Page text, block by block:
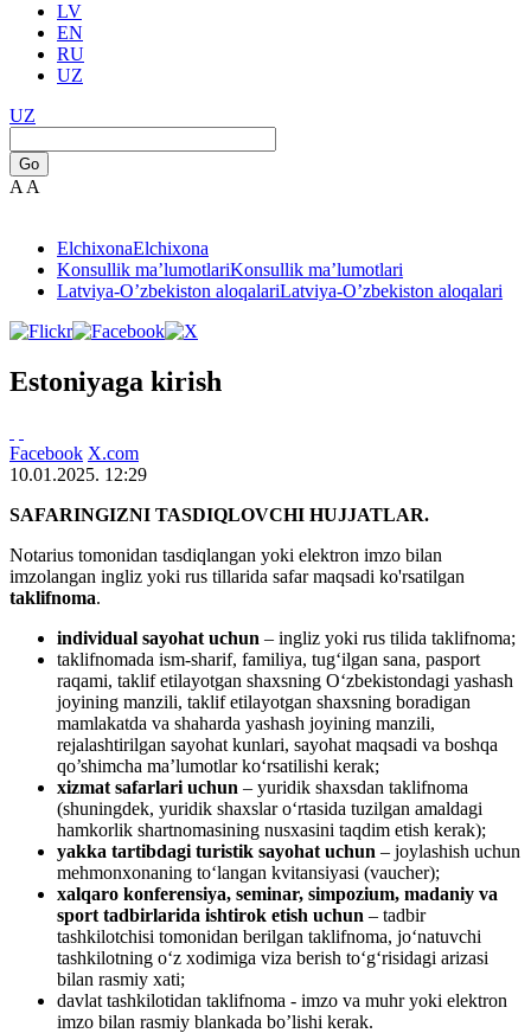
LV
EN
RU
UZ
UZ
Go
A A
ElchixonaElchixona
Konsullik ma’lumotlariKonsullik ma’lumotlari
Latviya-O’zbekiston aloqalariLatviya-O’zbekiston aloqalari
Estoniyaga kirish
Facebook X.com
10.01.2025. 12:29
SAFARINGIZNI TASDIQLOVCHI HUJJATLAR.
Notarius tomonidan tasdiqlangan yoki elektron imzo bilan
imzolangan ingliz yoki rus tillarida safar maqsadi ko'rsatilgan
taklifnoma.
individual sayohat uchun – ingliz yoki rus tilida taklifnoma;
taklifnomada ism-sharif, familiya, tug‘ilgan sana, pasport
raqami, taklif etilayotgan shaxsning O‘zbekistondagi yashash
joyining manzili, taklif etilayotgan shaxsning boradigan
mamlakatda va shaharda yashash joyining manzili,
rejalashtirilgan sayohat kunlari, sayohat maqsadi va boshqa
qo’shimcha ma’lumotlar ko‘rsatilishi kerak;
xizmat safarlari uchun – yuridik shaxsdan taklifnoma
(shuningdek, yuridik shaxslar o‘rtasida tuzilgan amaldagi
hamkorlik shartnomasining nusxasini taqdim etish kerak);
yakka tartibdagi turistik sayohat uchun – joylashish uchun
mehmonxonaning to‘langan kvitansiyasi (vaucher);
xalqaro konferensiya, seminar, simpozium, madaniy va
sport tadbirlarida ishtirok etish uchun – tadbir
tashkilotchisi tomonidan berilgan taklifnoma, jo‘natuvchi
tashkilotning o‘z xodimiga viza berish to‘g‘risidagi arizasi
bilan rasmiy xati;
davlat tashkilotidan taklifnoma - imzo va muhr yoki elektron
imzo bilan rasmiy blankada bo’lishi kerak.